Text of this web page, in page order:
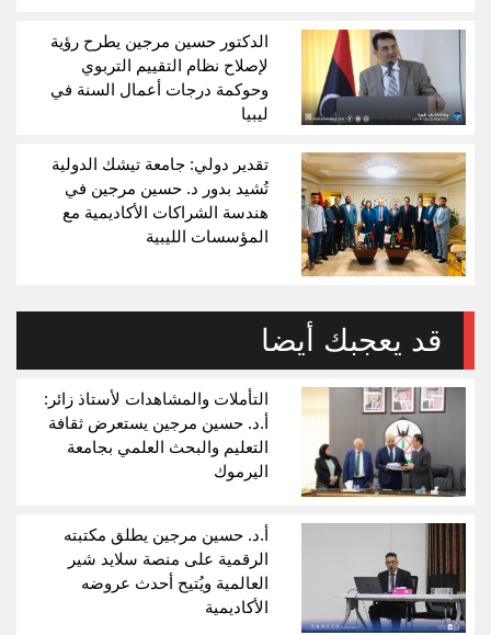
الدكتور حسين مرجين يطرح رؤية
لإصلاح نظام التقييم التربوي
وحوكمة درجات أعمال السنة في
ليبيا
تقدير دولي: جامعة تيشك الدولية
تُشيد بدور د. حسين مرجين في
هندسة الشراكات الأكاديمية مع
المؤسسات الليبية
قد يعجبك أيضا
التأملات والمشاهدات لأستاذ زائر:
أ.د. حسين مرجين يستعرض ثقافة
التعليم والبحث العلمي بجامعة
اليرموك
أ.د. حسين مرجين يطلق مكتبته
الرقمية على منصة سلايد شير
العالمية ويُتيح أحدث عروضه
الأكاديمية